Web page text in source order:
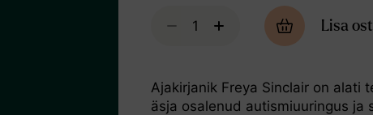
Lisa
Ajakirjanik Freya Sinclair on alati
äsja osalenud autismiuuringus